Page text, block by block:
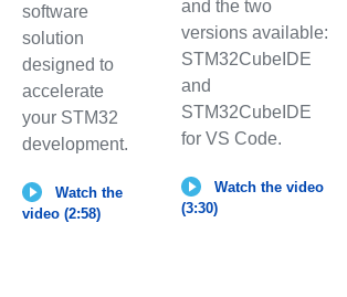
software
solution
designed to
accelerate
your STM32
development.
Watch the
video (2:58)
and the two
versions available:
STM32CubeIDE
and
STM32CubeIDE
for VS Code.
Watch the video
(3:30)